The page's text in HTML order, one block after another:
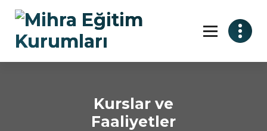
Kurslar ve
Faaliyetler